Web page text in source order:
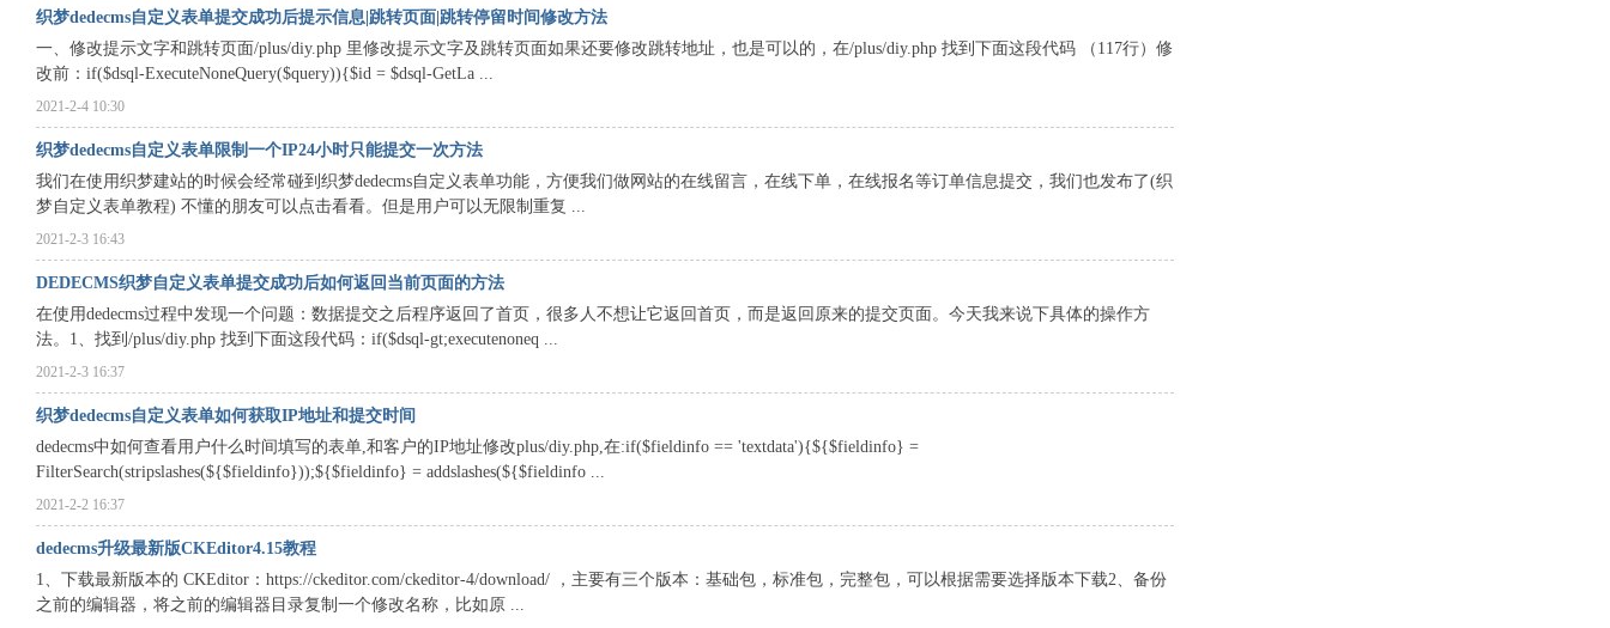
织梦dedecms自定义表单提交成功后提示信息|跳转页面|跳转停留时间修改方法
一、修改提示文字和跳转页面/plus/diy.php 里修改提示文字及跳转页面如果还要修改跳转地址，也是可以的，在/plus/diy.php 找到下面这段代码 （117行）修
改前：if($dsql-ExecuteNoneQuery($query)){$id = $dsql-GetLa ...
2021-2-4 10:30
织梦dedecms自定义表单限制一个IP24小时只能提交一次方法
我们在使用织梦建站的时候会经常碰到织梦dedecms自定义表单功能，方便我们做网站的在线留言，在线下单，在线报名等订单信息提交，我们也发布了(织
梦自定义表单教程) 不懂的朋友可以点击看看。但是用户可以无限制重复 ...
2021-2-3 16:43
DEDECMS织梦自定义表单提交成功后如何返回当前页面的方法
在使用dedecms过程中发现一个问题：数据提交之后程序返回了首页，很多人不想让它返回首页，而是返回原来的提交页面。今天我来说下具体的操作方
法。1、找到/plus/diy.php 找到下面这段代码：if($dsql-gt;executenoneq ...
2021-2-3 16:37
织梦dedecms自定义表单如何获取IP地址和提交时间
dedecms中如何查看用户什么时间填写的表单,和客户的IP地址修改plus/diy.php,在:if($fieldinfo == 'textdata'){${$fieldinfo} =
FilterSearch(stripslashes(${$fieldinfo}));${$fieldinfo} = addslashes(${$fieldinfo ...
2021-2-2 16:37
dedecms升级最新版CKEditor4.15教程
1、下载最新版本的 CKEditor：https://ckeditor.com/ckeditor-4/download/ ，主要有三个版本：基础包，标准包，完整包，可以根据需要选择版本下载2、备份
之前的编辑器，将之前的编辑器目录复制一个修改名称，比如原 ...